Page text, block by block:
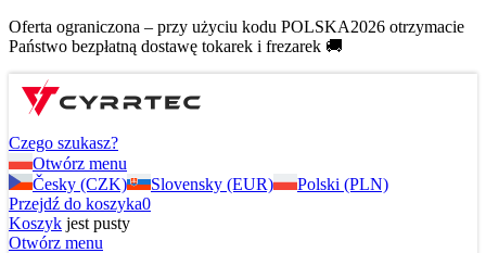
Oferta ograniczona – przy użyciu kodu POLSKA2026 otrzymacie
Państwo bezpłatną dostawę tokarek i frezarek 🚚
Czego szukasz?
Otwórz menu
Česky (CZK)
Slovensky (EUR)
Polski (PLN)
Przejdź do koszyka0
Koszyk jest pusty
Otwórz menu